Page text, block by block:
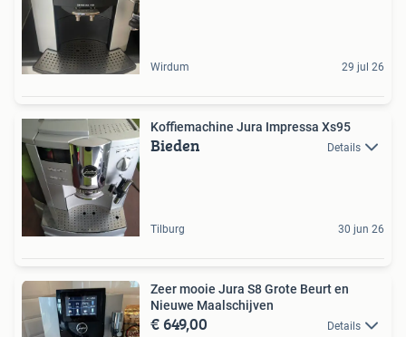
Wirdum 29 jul 26
Koffiemachine Jura Impressa Xs95
Bieden Details
Tilburg 30 jun 26
Zeer mooie Jura S8 Grote Beurt en
Nieuwe Maalschijven
€ 649,00 Details